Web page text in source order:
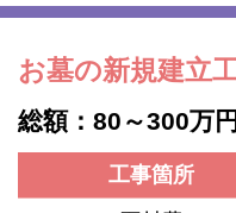
お墓の新規建立
総額：80～300万
工事箇所